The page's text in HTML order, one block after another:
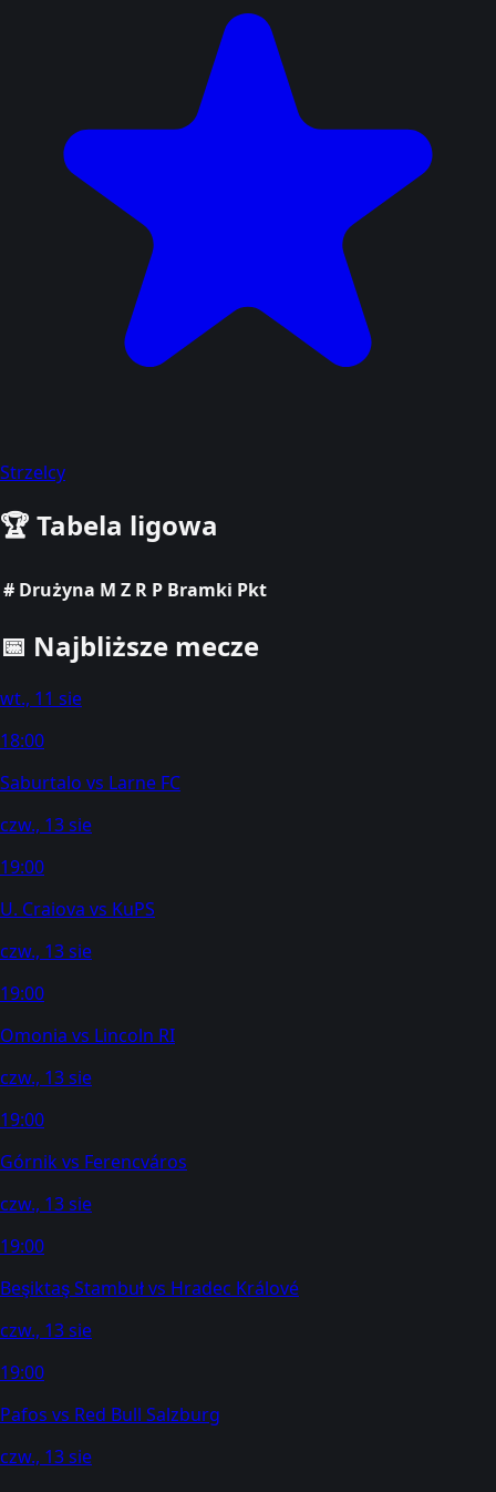
Strzelcy
🏆 Tabela ligowa
# Drużyna M Z R P Bramki Pkt
📅 Najbliższe mecze
wt., 11 sie
18:00
Saburtalo vs Larne FC
czw., 13 sie
19:00
U. Craiova vs KuPS
czw., 13 sie
19:00
Omonia vs Lincoln RI
czw., 13 sie
19:00
Górnik vs Ferencváros
czw., 13 sie
19:00
Beşiktaş Stambułvs Hradec Králové
czw., 13 sie
19:00
Pafos vs Red Bull Salzburg
czw., 13 sie